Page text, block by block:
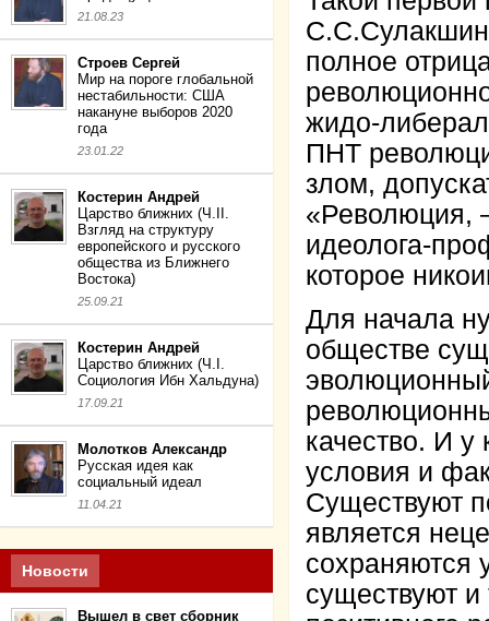
21.08.23
Строев Сергей
Мир на пороге глобальной
нестабильности: США
накануне выборов 2020
года
23.01.22
Костерин Андрей
Царство ближних (Ч.II.
Взгляд на структуру
европейского и русского
общества из Ближнего
Востока)
25.09.21
Костерин Андрей
Царство ближних (Ч.I.
Социология Ибн Хальдуна)
17.09.21
Молотков Александр
Русская идея как
социальный идеал
11.04.21
Новости
Вышел в свет сборник
полное
жидо-
ПНТ
злом,
«Революция,
идеолога-
которое
Для начала
обществе
качество. И у
условия и
Существуют
является
сохраняются
существуют